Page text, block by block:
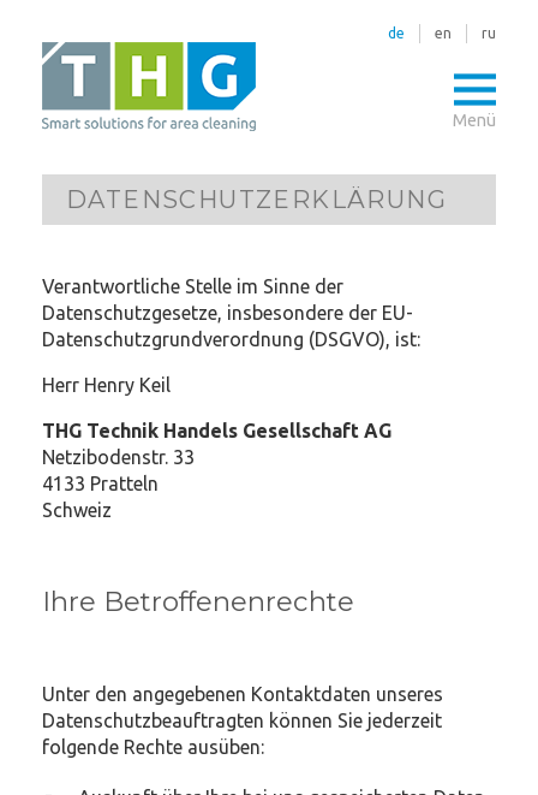
de en ru
Menü
DATENSCHUTZERKLÄRUNG
Verantwortliche Stelle im Sinne der
Datenschutzgesetze, insbesondere der EU-
Datenschutzgrundverordnung (DSGVO), ist:
Herr Henry Keil
THG Technik Handels Gesellschaft AG
Netzibodenstr. 33
4133 Pratteln
Schweiz
Ihre Betroffenenrechte
Unter den angegebenen Kontaktdaten unseres
Datenschutzbeauftragten können Sie jederzeit
folgende Rechte ausüben: